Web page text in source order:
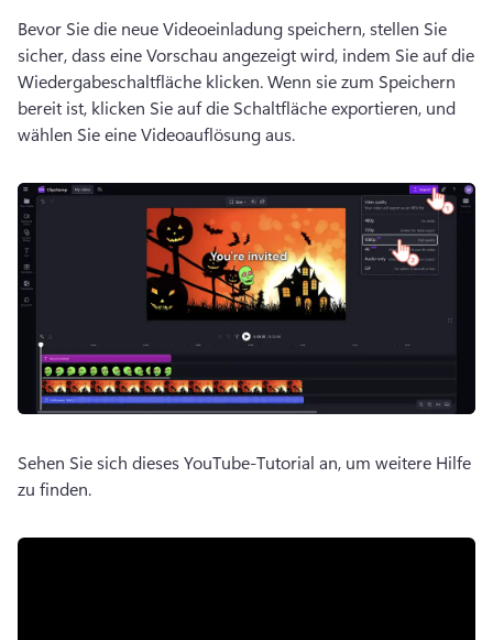
Bevor Sie die neue Videoeinladung speichern, stellen Sie
sicher, dass eine Vorschau angezeigt wird, indem Sie auf die
Wiedergabeschaltfläche klicken. Wenn sie zum Speichern
bereit ist, klicken Sie auf die Schaltfläche exportieren, und
wählen Sie eine Videoauflösung aus.
Sehen Sie sich dieses YouTube-Tutorial an, um weitere Hilfe
zu finden.